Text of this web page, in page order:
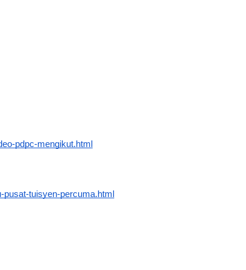
pdpc-mengikut.html
tuisyen-percuma.html